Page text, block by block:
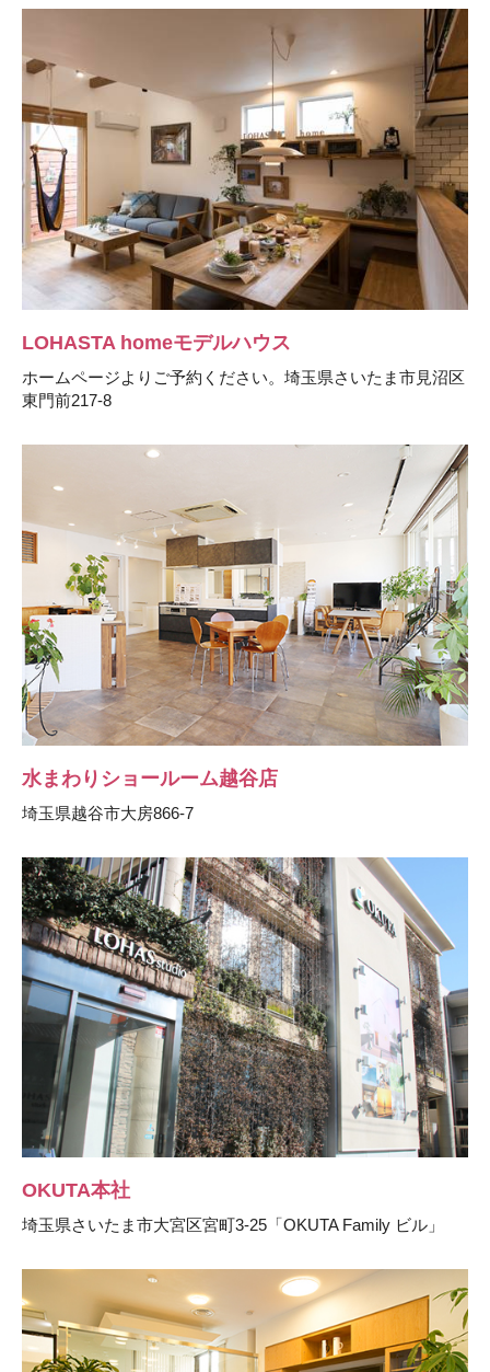
LOHASTA homeモデルハウス
ホームページよりご予約ください。埼玉県さいたま市見沼区
東門前217-8
水まわりショールーム越谷店
埼玉県越谷市大房866-7
OKUTA本社
埼玉県さいたま市大宮区宮町3-25「OKUTA Family ビル」